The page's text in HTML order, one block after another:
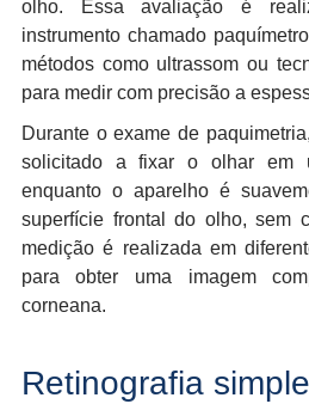
olho. Essa avaliação é
instrumento chamado
métodos como ultrassom ou
para medir com precisão a
Durante o exame de
solicitado a fixar o olhar em
enquanto o aparelho é
superfície frontal do olho, sem
medição é realizada em
para obter uma imagem
corneana.
Retinografia